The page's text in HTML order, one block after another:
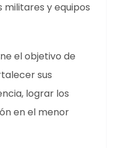
militares y equipos
el objetivo de
sus
lograr los
en el menor